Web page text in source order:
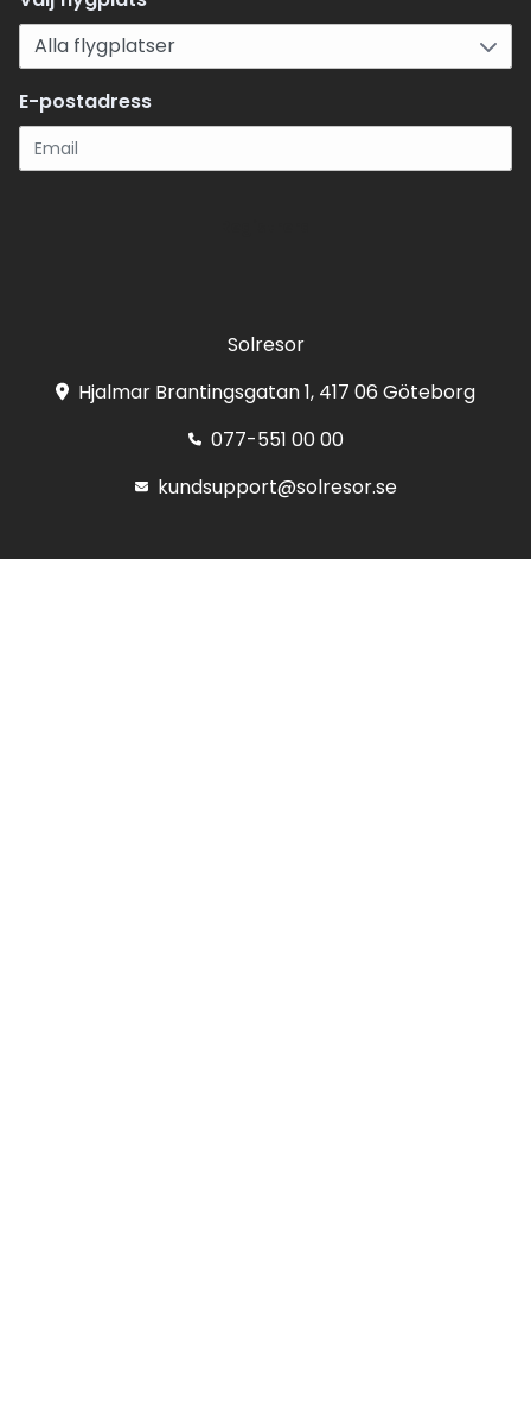
E-postadress
Solresor
Hjalmar Brantingsgatan 1, 417 06 Göteborg
077-551 00 00
kundsupport@solresor.se